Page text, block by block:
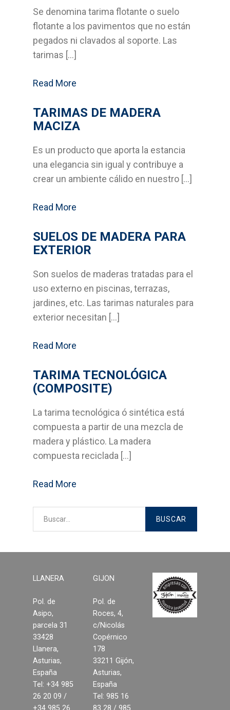
Suelos laminados
Soluciones en tableros
Decoración del hogar
jardinería
Estructuras y cubiertas
Compromiso
Desarrollo sostenible
Contacto
Noticias
Se denomina tarima flotante o suelo
flotante a los pavimentos que no están
pegados ni clavados al soporte. Las
tarimas […]
Read More
TARIMAS DE MADERA
MACIZA
Es un producto que aporta la estancia
una elegancia sin igual y contribuye a
crear un ambiente cálido en nuestro […]
Read More
SUELOS DE MADERA PARA
EXTERIOR
Son suelos de maderas tratadas para el
uso externo en piscinas, terrazas,
jardines, etc. Las tarimas naturales para
exterior necesitan […]
Read More
TARIMA TECNOLÓGICA
(COMPOSITE)
La tarima tecnológica ó sintética está
compuesta a partir de una mezcla de
madera y plástico. La madera
compuesta reciclada […]
Read More
LLANERA
Pol. de
Asipo,
parcela 31
33428
Llanera,
Asturias,
España
Tel: +34 985
26 20 09 /
+34 985 26
GIJON
Pol. de
Roces, 4,
c/Nicolás
Copérnico
178
33211 Gijón,
Asturias,
España
Tel: 985 16
83 28 / 985